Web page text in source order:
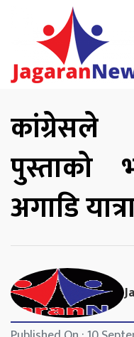
कांग्रेसले
पुस्ताको
अगाडि